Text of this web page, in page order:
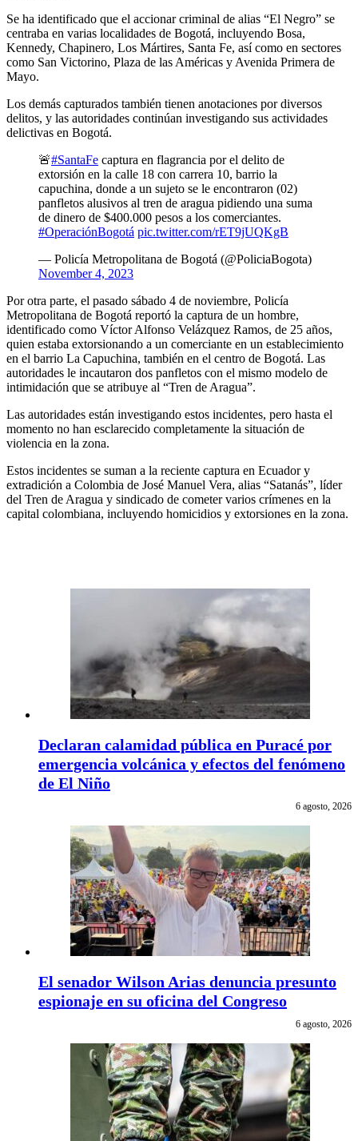
Se ha identificado que el accionar criminal de alias “El Negro” se
centraba en varias localidades de Bogotá, incluyendo Bosa,
Kennedy, Chapinero, Los Mártires, Santa Fe, así como en sectores
como San Victorino, Plaza de las Américas y Avenida Primera de
Mayo.
Los demás capturados también tienen anotaciones por diversos
delitos, y las autoridades continúan investigando sus actividades
delictivas en Bogotá.
🚨#SantaFe captura en flagrancia por el delito de
extorsión en la calle 18 con carrera 10, barrio la
capuchina, donde a un sujeto se le encontraron (02)
panfletos alusivos al tren de aragua pidiendo una suma
de dinero de $400.000 pesos a los comerciantes.
#OperaciónBogotá pic.twitter.com/rET9jUQKgB
— Policía Metropolitana de Bogotá (@PoliciaBogota)
November 4, 2023
Por otra parte, el pasado sábado 4 de noviembre, Policía
Metropolitana de Bogotá reportó la captura de un hombre,
identificado como Víctor Alfonso Velázquez Ramos, de 25 años,
quien estaba extorsionando a un comerciante en un establecimiento
en el barrio La Capuchina, también en el centro de Bogotá. Las
autoridades le incautaron dos panfletos con el mismo modelo de
intimidación que se atribuye al “Tren de Aragua”.
Las autoridades están investigando estos incidentes, pero hasta el
momento no han esclarecido completamente la situación de
violencia en la zona.
Estos incidentes se suman a la reciente captura en Ecuador y
extradición a Colombia de José Manuel Vera, alias “Satanás”, líder
del Tren de Aragua y sindicado de cometer varios crímenes en la
capital colombiana, incluyendo homicidios y extorsiones en la zona.
Declaran calamidad pública en Puracé por
emergencia volcánica y efectos del fenómeno
de El Niño
6 agosto, 2026
El senador Wilson Arias denuncia presunto
espionaje en su oficina del Congreso
6 agosto, 2026